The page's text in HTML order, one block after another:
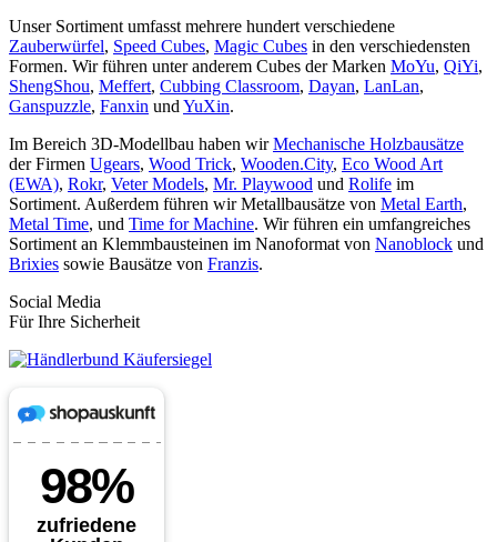
Unser Sortiment umfasst mehrere hundert verschiedene
Zauberwürfel, Speed Cubes, Magic Cubes in den verschiedensten
Formen. Wir führen unter anderem Cubes der Marken MoYu, QiYi,
ShengShou, Meffert, Cubbing Classroom, Dayan, LanLan,
Ganspuzzle, Fanxin und YuXin.
Im Bereich 3D-Modellbau haben wirMechanische Holzbausätze
der Firmen Ugears, Wood Trick, Wooden.City, Eco Wood Art
(EWA), Rokr, Veter Models, Mr. Playwood und Rolife im
Sortiment. Außerdem führen wir Metallbausätze von Metal Earth,
Metal Time, und Time for Machine. Wir führen ein umfangreiches
Sortiment an Klemmbausteinen im Nanoformat von Nanoblock und
Brixies sowie Bausätze von Franzis.
Social Media
Für Ihre Sicherheit